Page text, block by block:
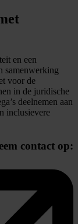
en een
samenwerking
voor de
in de juridische
deelnemen aan
inclusievere
contact op: